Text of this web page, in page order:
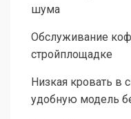
шума
Обслуживание
стройплощадке
Низкая кровать в
удобную модель